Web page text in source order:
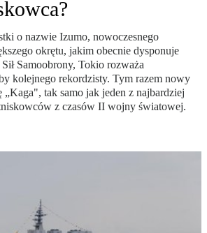
o nazwie Izumo, nowoczesnego
okrętu, jakim obecnie dysponuje
Samoobrony, Tokio rozważa
kolejnego rekordzisty. Tym razem nowy
„Kaga", tak samo jak jeden z najbardziej
z czasów II wojny światowej.